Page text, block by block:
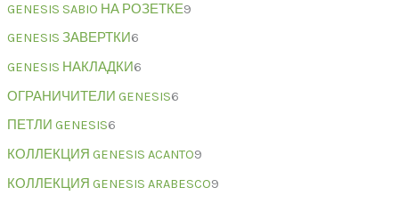
GENESIS SABIO НА РОЗЕТКЕ9
GENESIS ЗАВЕРТКИ6
GENESIS НАКЛАДКИ6
ОГРАНИЧИТЕЛИ GENESIS6
ПЕТЛИ GENESIS6
КОЛЛЕКЦИЯ GENESIS ACANTO9
КОЛЛЕКЦИЯ GENESIS ARABESCO9